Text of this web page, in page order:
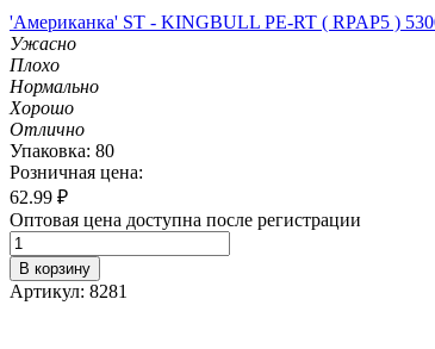
'Американка' ST - KINGBULL PE-RT ( RPAP5 )
Ужасно
Плохо
Нормально
Хорошо
Отлично
Упаковка: 80
Розничная цена:
62.99 ₽
Оптовая цена доступна после регистрации
В корзину
Артикул: 8281